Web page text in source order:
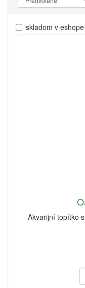
skladom v eshope
Akvarijní topítko